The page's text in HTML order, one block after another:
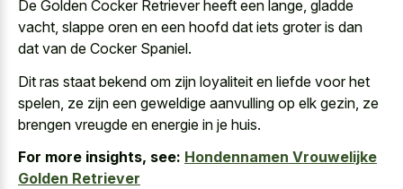
De Golden Cocker Retriever heeft een lange, gladde
vacht, slappe oren en een hoofd dat iets groter is dan
dat van de Cocker Spaniel.
Dit ras staat bekend om zijn loyaliteit en liefde voor het
spelen, ze zijn een geweldige aanvulling op elk gezin, ze
brengen vreugde en energie in je huis.
For more insights, see: Hondennamen Vrouwelijke
Golden Retriever